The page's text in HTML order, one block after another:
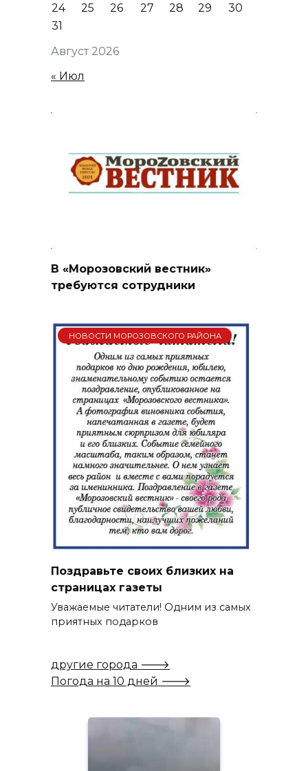
Август 2026
24
25 26 27 28 29
30
31
« Июл
В «Морозовский вестник»
требуются сотрудники
НОВОСТИ МОРОЗОВСКОГО РАЙОНА
Поздравьте своих близких на
страницах газеты
Уважаемые читатели! Одним из самых
приятных подарков
другие города 🡒
Погода на 10 дней 🡒